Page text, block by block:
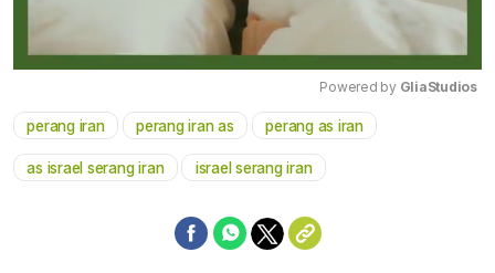
Powered by GliaStudios
perang iran perang iran as perang as iran
as israel serang iran israel serang iran